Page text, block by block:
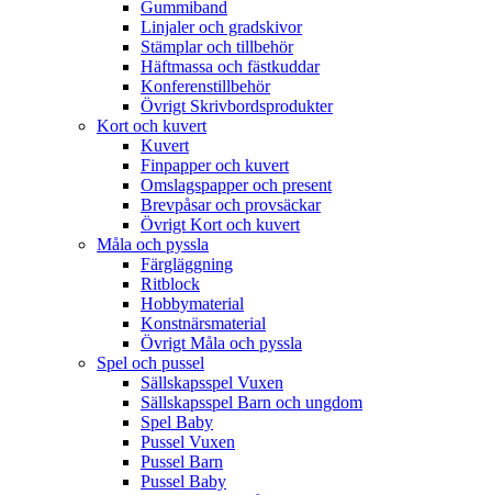
Gummiband
Linjaler och gradskivor
Stämplar och tillbehör
Häftmassa och fästkuddar
Konferenstillbehör
Övrigt Skrivbordsprodukter
Kort och kuvert
Kuvert
Finpapper och kuvert
Omslagspapper och present
Brevpåsar och provsäckar
Övrigt Kort och kuvert
Måla och pyssla
Färgläggning
Ritblock
Hobbymaterial
Konstnärsmaterial
Övrigt Måla och pyssla
Spel och pussel
Sällskapsspel Vuxen
Sällskapsspel Barn och ungdom
Spel Baby
Pussel Vuxen
Pussel Barn
Pussel Baby